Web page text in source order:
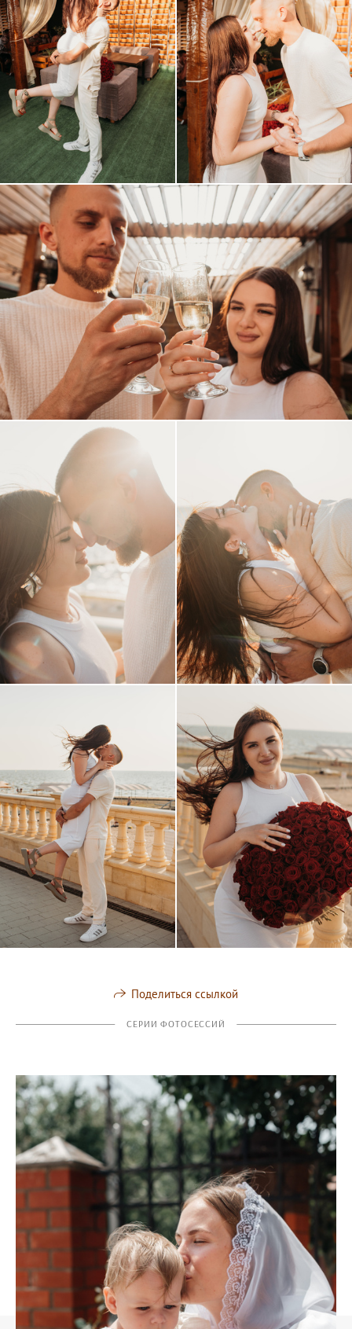
Поделиться ссылкой
СЕРИИ ФОТОСЕССИЙ